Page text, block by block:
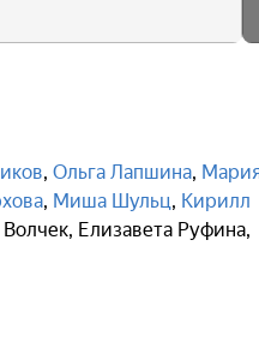
, Ольга Лапшина,
, Миша Шульц, Кирилл
, Елизавета Руфина,